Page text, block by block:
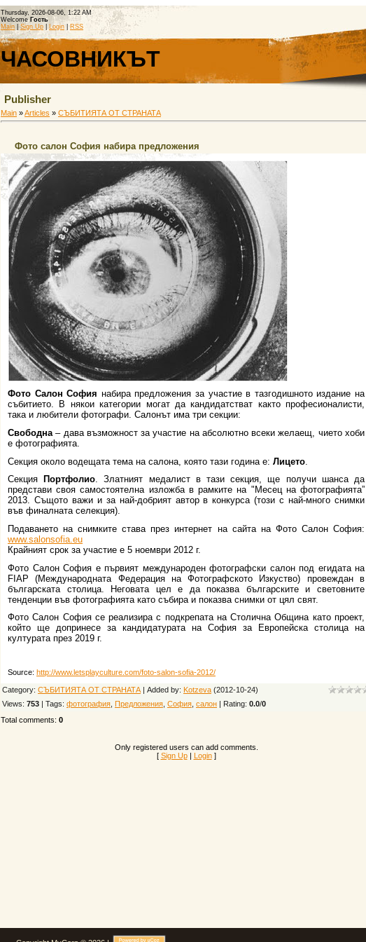
Thursday, 2026-08-06, 1:22 AM
Welcome Гость
Main
Sign Up Login RSS
ЧАСОВНИКЪТ
Publisher
Main »Articles » СЪБИТИЯТА ОТ СТРАНАТА
Фото салон София набира предложения
Фото Салон София набира предложения за участие в тазгодишното издание на
събитието. В някои категории могат да кандидатстват както професионалисти,
така и любители фотографи. Салонът има три секции:
Свободна – дава възможност за участие на абсолютно всеки желаещ, чието хоби
е фотографията.
Секция около водещата тема на салона, която тази година е: Лицето
Секция
Портфолио. Златният медалист в тази секция, ще получи шанса да
представи своя самостоятелна изложба в рамките на "Месец на фотографията”
2013. Същото важи и за най-добрият автор в конкурса (този с най-много снимки
във финалната селекция).
Подаването на снимките става през интернет на сайта на Фото Салон София:
www.salonsofia.eu
Крайният срок за участие е 5 ноември 2012 г.
Фото Салон София е първият международен фотографски салон под егидата на
FIAP (Международната Федерация на Фотографското Изкуство) провеждан в
българската столица. Неговата цел е да показва българските и световните
тенденции във фотографията като събира и показва снимки от цял свят.
Фото Салон София се реализира с подкрепата на Столична Община като проект,
който ще допринесе за кандидатурата на София за Европейска столица на
културата през 2019 г.
Source: http://www.letsplayculture.com/foto-salon-sofia-2012/
Category: СЪБИТИЯТА ОТ СТРАНАТА | Added by: Kotzeva (2012-10-24)
Views: 753 | Tags: фотография Предложения София салон | Rating: 0.0/0
Total comments: 0
Only registered users can add comments.
[ Sign Up| Login]